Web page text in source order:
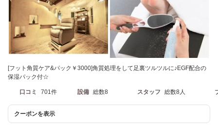
[フット角質ケア&パック￥3000]角質処理をして足裏ツルツルに♪EGF配合の
保湿パック付☆
口コミ 701件 設備 総数8 スタッフ 総数8人
クーポンを表示